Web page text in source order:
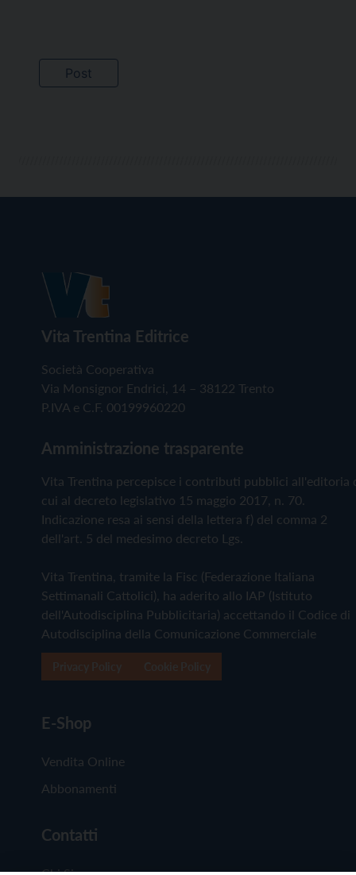
Vita Trentina Editrice
Società Cooperativa
Via Monsignor Endrici, 14 – 38122 Trento
P.IVA e C.F. 00199960220
Amministrazione trasparente
Vita Trentina percepisce i contributi pubblici all'editoria
cui al decreto legislativo 15 maggio 2017, n. 70.
Indicazione resa ai sensi della lettera f) del comma 2
dell'art. 5 del medesimo decreto Lgs.
Vita Trentina, tramite la Fisc (Federazione Italiana
Settimanali Cattolici), ha aderito allo IAP (Istituto
dell'Autodisciplina Pubblicitaria) accettando il Codice di
Autodisciplina della Comunicazione Commerciale
E-Shop
Vendita Online
Abbonamenti
Contatti